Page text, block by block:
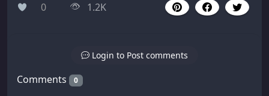
0 1.2K
Login to Post comments
Comments 0